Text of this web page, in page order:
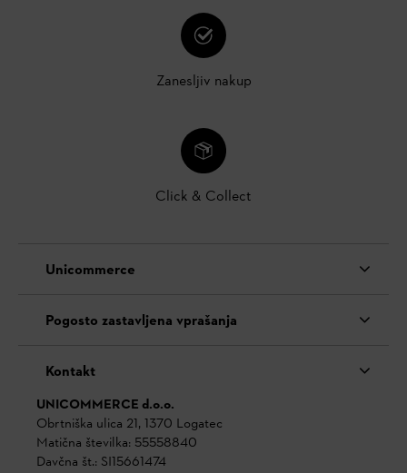
Zanesljiv nakup
Click & Collect
Unicommerce
Pogosto zastavljena vprašanja
Kontakt
UNICOMMERCE d.o.o.
Obrtniška ulica 21, 1370 Logatec
Matična številka: 55558840
Davčna št.: SI15661474